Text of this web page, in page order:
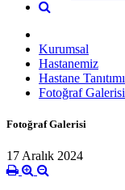
Kurumsal
Hastanemiz
Hastane Tanıtımı
Fotoğraf Galerisi
Fotoğraf Galerisi
17 Aralık 2024